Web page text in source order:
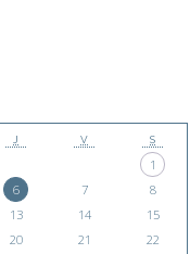
J V S
1
6 7
8
13 14
15
20 21
22